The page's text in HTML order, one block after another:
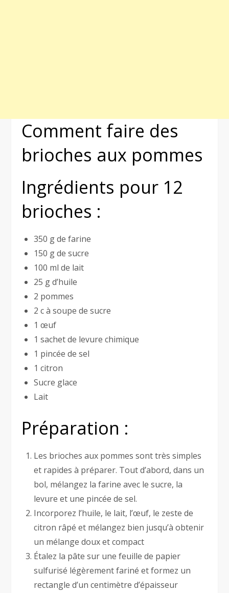
Comment faire des
brioches aux pommes
Ingrédients pour 12
brioches :
350 g de farine
150 g de sucre
100 ml de lait
25 g d’huile
2 pommes
2 c à soupe de sucre
1 œuf
1 sachet de levure chimique
1 pincée de sel
1 citron
Sucre glace
Lait
Préparation :
Les brioches aux pommes sont très simples
et rapides à préparer. Tout d’abord, dans un
bol, mélangez la farine avec le sucre, la
levure et une pincée de sel.
Incorporez l’huile, le lait, l’œuf, le zeste de
citron râpé et mélangez bien jusqu’à obtenir
un mélange doux et compact
Étalez la pâte sur une feuille de papier
sulfurisé légèrement fariné et formez un
rectangle d’un centimètre d’épaisseur